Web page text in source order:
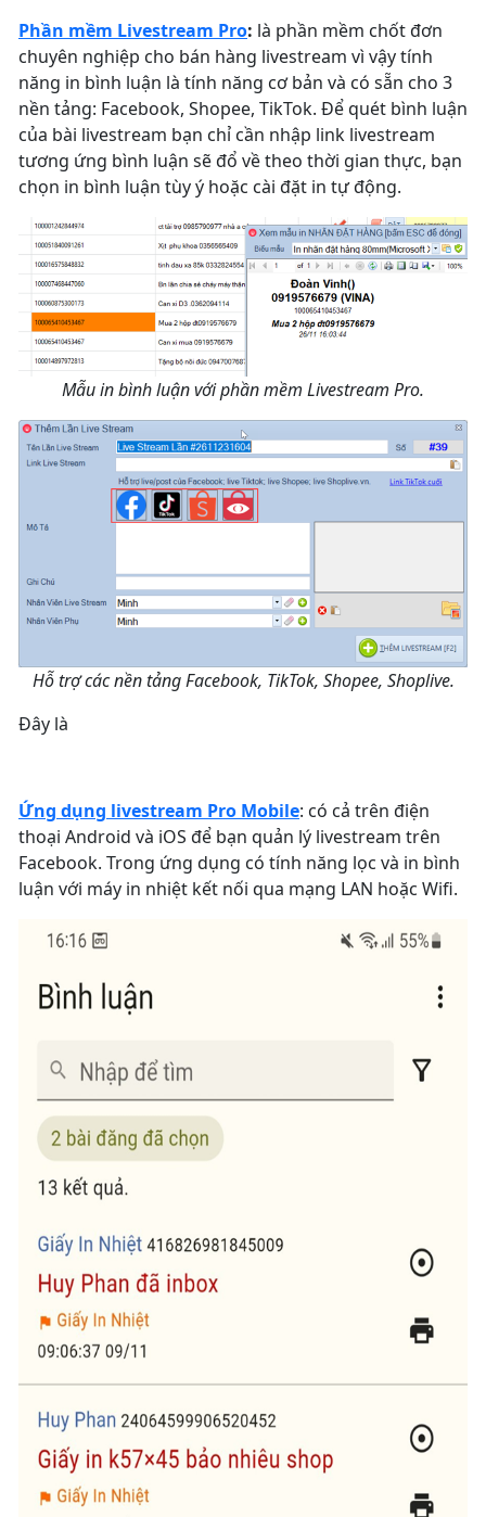
Phần mềm Livestream Pro: là phần mềm chốt đơn
chuyên nghiệp cho bán hàng livestream vì vậy tính
năng in bình luận là tính năng cơ bản và có sẵn cho 3
nền tảng: Facebook, Shopee, TikTok. Để quét bình luận
của bài livestream bạn chỉ cần nhập link livestream
tương ứng bình luận sẽ đổ về theo thời gian thực, bạn
chọn in bình luận tùy ý hoặc cài đặt in tự động.
Mẫu in bình luận với phần mềm Livestream Pro.
Hỗ trợ các nền tảng Facebook, TikTok, Shopee, Shoplive.
Đây là
Ứng dụng livestream Pro Mobile: có cả trên điện
thoại Android và iOS để bạn quản lý livestream trên
Facebook. Trong ứng dụng có tính năng lọc và in bình
luận với máy in nhiệt kết nối qua mạng LAN hoặc Wifi.